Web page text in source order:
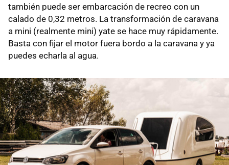
también puede ser embarcación de recreo con un
calado de 0,32 metros. La transformación de caravana
a mini (realmente mini) yate se hace muy rápidamente.
Basta con fijar el motor fuera bordo a la caravana y ya
puedes echarla al agua.